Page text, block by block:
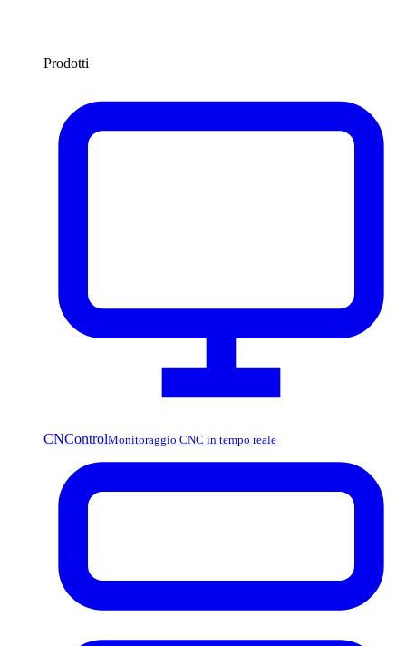
Prodotti
CNControlMonitoraggio CNC in tempo reale